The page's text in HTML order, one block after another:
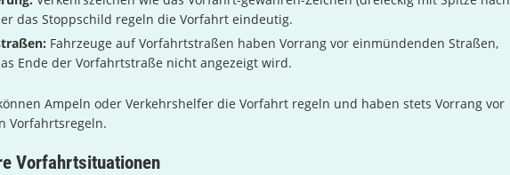
das Stoppschild regeln die Vorfahrt eindeutig.
Fahrzeuge auf Vorfahrtstraßen haben Vorrang vor einmündenden Straßen,
Ende der Vorfahrtstraße nicht angezeigt wird.
Ampeln oder Verkehrshelfer die Vorfahrt regeln und haben stets Vorrang vor
Vorfahrtsregeln.
Vorfahrtsituationen